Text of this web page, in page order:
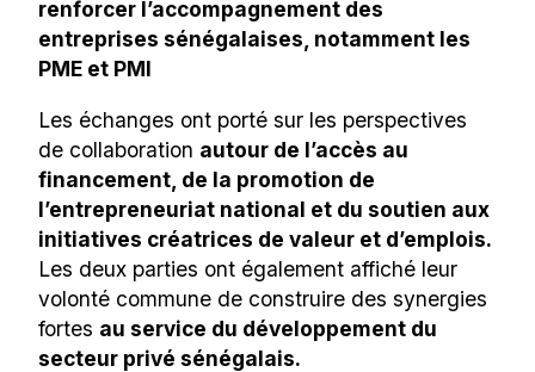
renforcer l’accompagnement des
entreprises sénégalaises, notamment les
PME et PMI
Les échanges ont porté sur les perspectives
de collaboration autour de l’accès au
financement, de la promotion de
l’entrepreneuriat national et du soutien aux
initiatives créatrices de valeur et d’emplois.
Les deux parties ont également affiché leur
volonté commune de construire des synergies
fortes au service du développement du
secteur privé sénégalais.